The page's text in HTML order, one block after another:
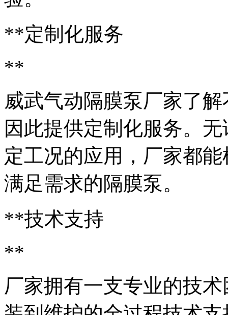
**定制化服务
**
威武气动隔膜泵厂家了
因此提供定制化服务。
定工况的应用，厂家都
满足需求的隔膜泵。
**技术支持
**
厂家拥有一支专业的技